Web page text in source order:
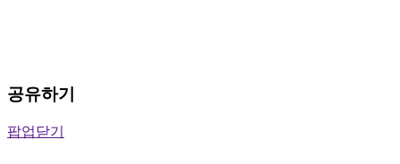
공유하기
팝업닫기